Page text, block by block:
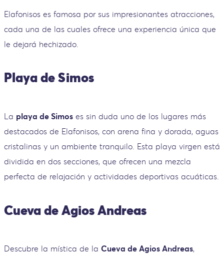
Elafonisos es famosa por sus impresionantes atracciones,
cada una de las cuales ofrece una experiencia única que
le dejará hechizado.
Playa de Simos
La playa de Simos es sin duda uno de los lugares más
destacados de Elafonisos, con arena fina y dorada, aguas
cristalinas y un ambiente tranquilo. Esta playa virgen está
dividida en dos secciones, que ofrecen una mezcla
perfecta de relajación y actividades deportivas acuáticas.
Cueva de Agios Andreas
Descubre la mística de la Cueva de Agios Andreas,